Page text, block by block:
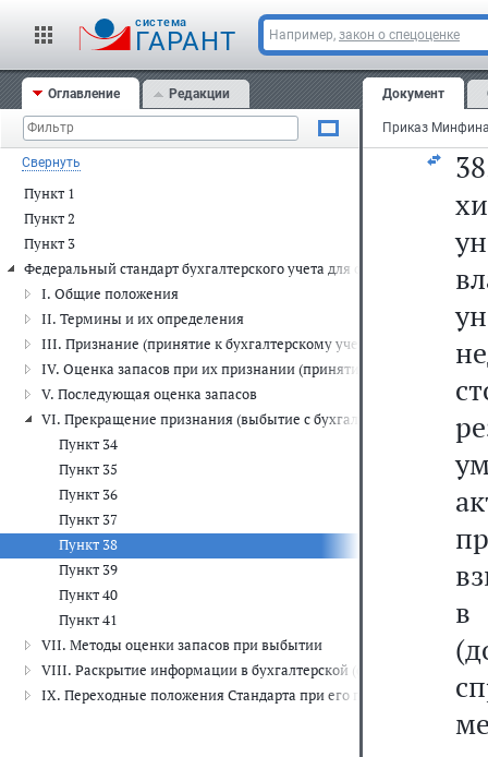
cистема
ГАРАНТ Например, закон о спецоценке
Оглавление Редакции
Свернуть
Пункт 1
Пункт 2
Пункт 3
Федеральный стандарт бухгалтерского учета для организаций
I. Общие положения
II. Термины и их определения
III. Признание (принятие к бухгалтерскому учету) запасов
IV. Оценка запасов при их признании (принятии к
V. Последующая оценка запасов
VI. Прекращение признания (выбытие с бухгалтерского учета)
Пункт 34
Пункт 35
Пункт 36
Пункт 37
Пункт 38
Пункт 39
Пункт 40
Пункт 41
VII. Методы оценки запасов при выбытии
VIII. Раскрытие информации в бухгалтерской (финансовой)
IX. Переходные положения Стандарта при его первом
Документ
в